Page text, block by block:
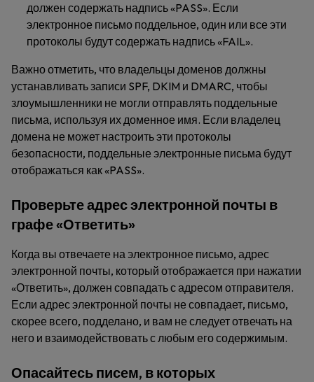
должен содержать надпись «PASS». Если
электронное письмо поддельное, один или все эти
протоколы будут содержать надпись «FAIL».
Важно отметить, что владельцы доменов должны
устанавливать записи SPF, DKIM и DMARC, чтобы
злоумышленники не могли отправлять поддельные
письма, используя их доменное имя. Если владелец
домена не может настроить эти протоколы
безопасности, поддельные электронные письма будут
отображаться как «PASS».
Проверьте адрес электронной почты в
графе «Ответить»
Когда вы отвечаете на электронное письмо, адрес
электронной почты, который отображается при нажатии
«Ответить», должен совпадать с адресом отправителя.
Если адрес электронной почты не совпадает, письмо,
скорее всего, подделано, и вам не следует отвечать на
него и взаимодействовать с любым его содержимым.
Опасайтесь писем, в которых